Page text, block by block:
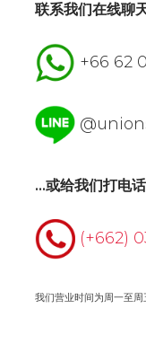
联系我们在线聊
+66 62
…或给我们打电话
(+662)
我们营业时间为周一至周